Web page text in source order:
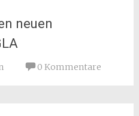
neuen
0 Kommentare